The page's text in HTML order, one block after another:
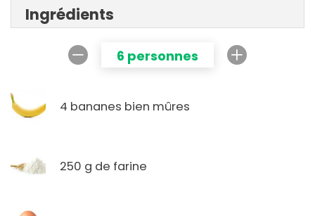
Ingrédients
6 personnes
4 bananes bien mûres
250 g de farine